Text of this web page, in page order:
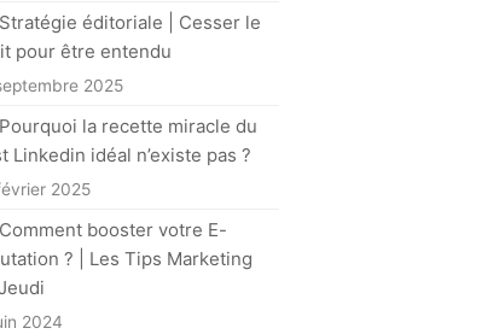
Stratégie éditoriale | Cesser le
pour être entendu
2025
Pourquoi la recette miracle du
Linkedin idéal n’existe pas ?
2025
Comment booster votre E-
? | Les Tips Marketing
2024